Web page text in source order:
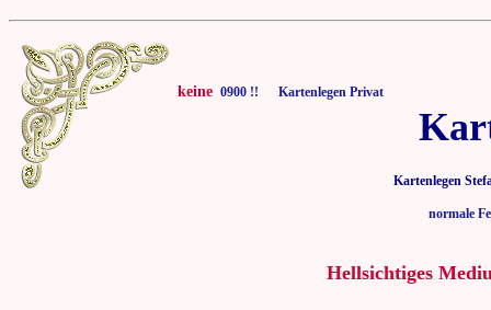
keine 0900 !! Kartenlegen Privat
Kartenlegen
normale
Hellsichtiges